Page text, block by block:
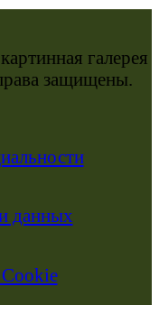
галерея
защищены.
данных